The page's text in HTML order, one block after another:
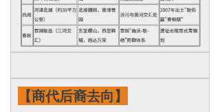
【商代后裔去向】